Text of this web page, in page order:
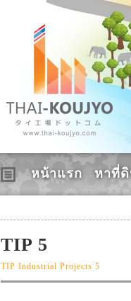
หน้าแรก หาที่
TIP 5
TIP Industrial Projects 5